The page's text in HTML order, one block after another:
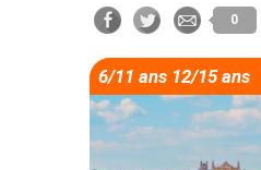
0
6/11 ans 12/15 ans